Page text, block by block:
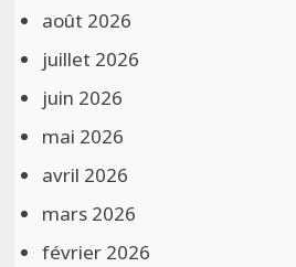
août 2026
juillet 2026
juin 2026
mai 2026
avril 2026
mars 2026
février 2026